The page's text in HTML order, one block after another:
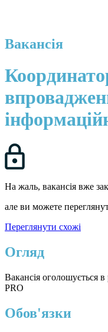
Вакансія
На жаль, вакансія вже
але ви можете
Переглянути схожі
Огляд
Вакансія оголошується
PRO
Обов'язки